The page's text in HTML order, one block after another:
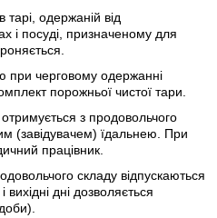
одержаній від
і посуді, призначеному для
при черговому одержанні
порожньої чистої тари.
з продовольчого
(завідувачем) їдальнею. При
працівник.
складу відпускаються
вихідні дні дозволяється